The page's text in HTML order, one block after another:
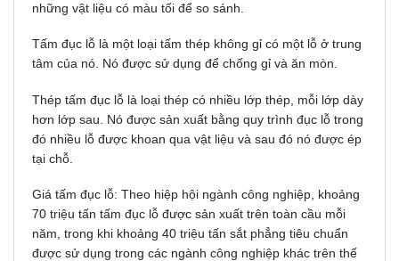
những vật liệu có màu tối để so sánh.
Tấm đục lỗ là một loại tấm thép không gỉ có một lỗ ở trung
tâm của nó. Nó được sử dụng để chống gỉ và ăn mòn.
Thép tấm đục lỗ là loại thép có nhiều lớp thép, mỗi lớp dày
hơn lớp sau. Nó được sản xuất bằng quy trình đục lỗ trong
đó nhiều lỗ được khoan qua vật liệu và sau đó nó được ép
tại chỗ.
Giá tấm đục lỗ: Theo hiệp hội ngành công nghiệp, khoảng
70 triệu tấn tấm đục lỗ được sản xuất trên toàn cầu mỗi
năm, trong khi khoảng 40 triệu tấn sắt phẳng tiêu chuẩn
được sử dụng trong các ngành công nghiệp khác trên thế